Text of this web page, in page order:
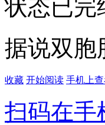
状态已完
据说双胞
收藏 开始阅读 手机上
扫码在手